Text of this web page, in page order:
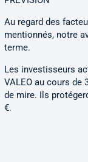
Au regard des
mentionnés, notre
terme.
Les investisseurs
VALEO au cours de
de mire. Ils
€.